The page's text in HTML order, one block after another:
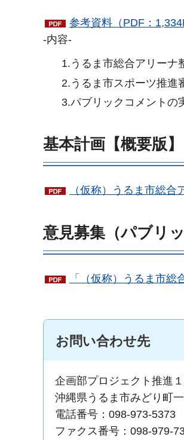
参考資料（PDF：
-内容-
1.うるま市総合アリーナ
2.うるま市スポーツ推進
3.パブリックコメントの
基本計画【概要版】
（仮称）うるま市総合
意見募集（パブリ
「（仮称）うるま市
お問い合わせ先
企画部プロジェクト推進
沖縄県うるま市みどり町
電話番号：098-973-5373
ファクス番号：098-979-